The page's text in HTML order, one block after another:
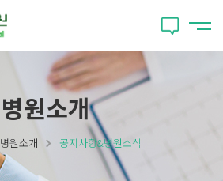
병원소개
병원소개 공지사항&병원소식